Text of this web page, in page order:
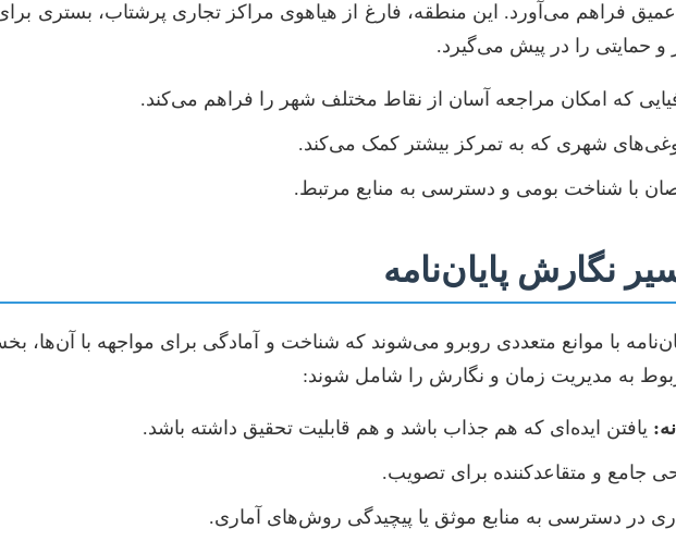
عمیق فراهم می‌آورد. این منطقه، فارغ از هیاهوی مراکز تجاری پرشتاب، بستری
و حمایتی را در پیش می‌گیرد.
که امکان مراجعه آسان از نقاط مختلف شهر را فراهم می‌کند.
شهری که به تمرکز بیشتر کمک می‌کند.
با شناخت بومی و دسترسی به منابع مرتبط.
نگارش پایان‌نامه
با موانع متعددی روبرو می‌شوند که شناخت و آمادگی برای مواجهه با
به مدیریت زمان و نگارش را شامل شوند:
یافتن ایده‌ای که هم جذاب باشد و هم قابلیت تحقیق داشته باشد.
جامع و متقاعدکننده برای تصویب.
در دسترسی به منابع موثق یا پیچیدگی روش‌های آماری.